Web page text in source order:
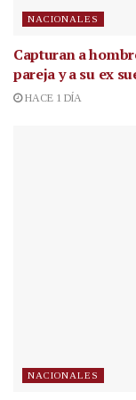
NACIONALES
Capturan a
pareja y a su ex
HACE 1 DÍA
NACIONALES